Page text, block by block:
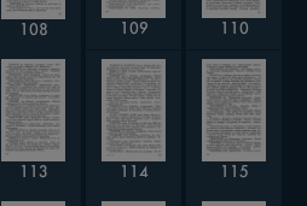
108 109 110
113 114 115